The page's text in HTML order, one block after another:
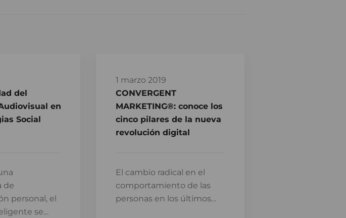
del
en
Social
de
personal, el
se…
1 marzo 2019
CONVERGENT
MARKETING®: conoce los
cinco pilares de la nueva
revolución digital
El cambio radical en el
comportamiento de las
personas en los últimos…